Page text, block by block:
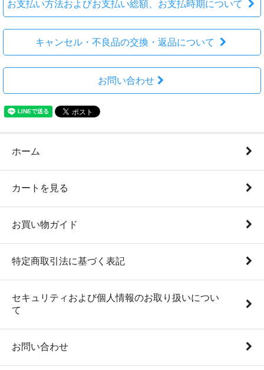
お支払い方法およびお支払い総額、お支払時期について
キャンセル・不良品の交換・返品について
お問い合わせ
ホーム
カートを見る
お買い物ガイド
特定商取引法に基づく表記
セキュリティおよび個人情報のお取り扱いについ
て
お問い合わせ